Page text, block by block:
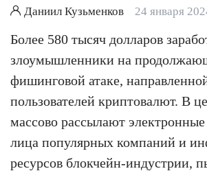
Даниил Кузьменков 24 января
Более 580 тысяч долларов
злоумышленники на
фишинговой атаке,
пользователей криптовалют. В
массово рассылают
лица популярных компаний и
ресурсов блокчейн-индустрии,